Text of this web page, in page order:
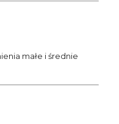
małe i średnie